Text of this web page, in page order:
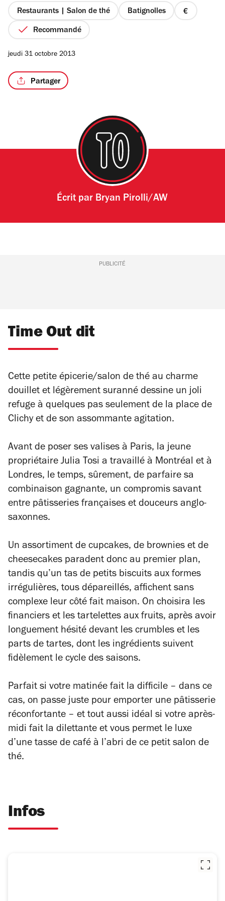
étoiles
Restaurants | Salon de thé Batignolles
prix
Recommandé
jeudi 31 octobre 2013
Partager
Écrit par Bryan Pirolli/AW
PUBLICITÉ
Time Out dit
Cette petite épicerie/salon de thé au charme
douillet et légèrement suranné dessine un joli
refuge à quelques pas seulement de la place de
Clichy et de son assommante agitation.
Avant de poser ses valises à Paris, la jeune
propriétaire Julia Tosi a travaillé à Montréal et à
Londres, le temps, sûrement, de parfaire sa
combinaison gagnante, un compromis savant
entre pâtisseries françaises et douceurs anglo-
saxonnes.
Un assortiment de cupcakes, de brownies et de
cheesecakes paradent donc au premier plan,
tandis qu’un tas de petits biscuits aux formes
irrégulières, tous dépareillés, affichent sans
complexe leur côté fait maison. On choisira les
financiers et les tartelettes aux fruits, après avoir
longuement hésité devant les crumbles et les
parts de tartes, dont les ingrédients suivent
fidèlement le cycle des saisons.
Parfait si votre matinée fait la difficile – dans ce
cas, on passe juste pour emporter une pâtisserie
réconfortante – et tout aussi idéal si votre après-
midi fait la dilettante et vous permet le luxe
d’une tasse de café à l’abri de ce petit salon de
thé.
Infos